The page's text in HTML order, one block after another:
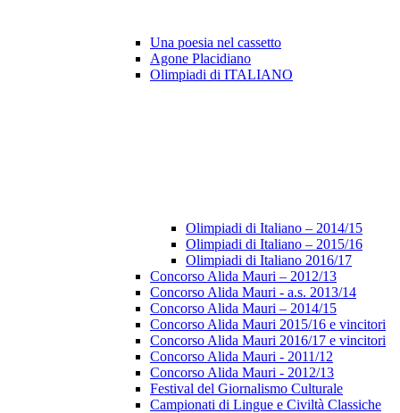
Una poesia nel cassetto
Agone Placidiano
Olimpiadi di ITALIANO
Olimpiadi di Italiano – 2014/15
Olimpiadi di Italiano – 2015/16
Olimpiadi di Italiano 2016/17
Concorso Alida Mauri – 2012/13
Concorso Alida Mauri - a.s. 2013/14
Concorso Alida Mauri – 2014/15
Concorso Alida Mauri 2015/16 e vincitori
Concorso Alida Mauri 2016/17 e vincitori
Concorso Alida Mauri - 2011/12
Concorso Alida Mauri - 2012/13
Festival del Giornalismo Culturale
Campionati di Lingue e Civiltà Classiche